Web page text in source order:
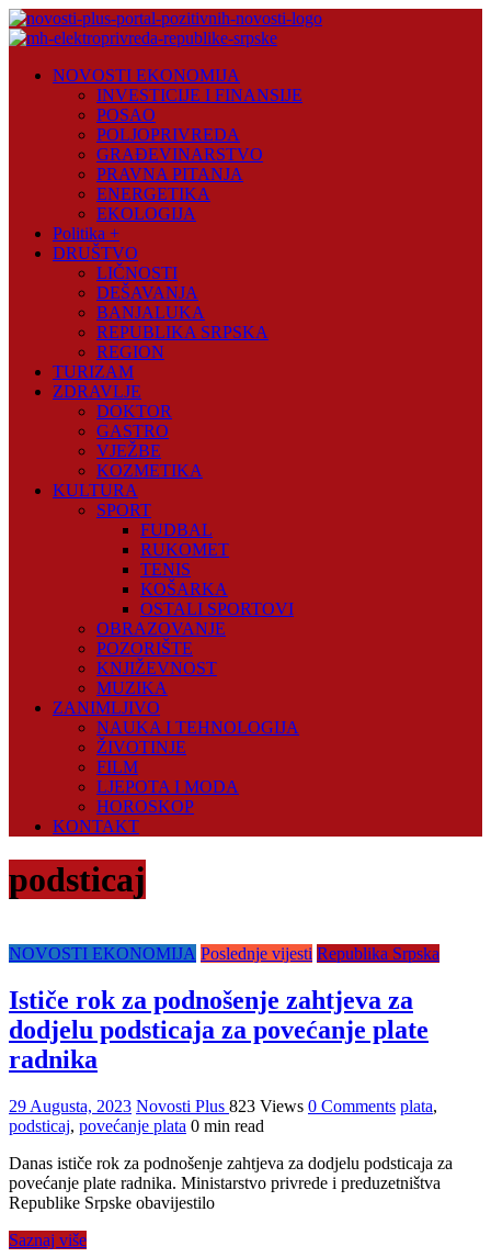
Skip
to
Plus
NOVOSTI EKONOMIJA
INVESTICIJE I FINANSIJE
POSAO
POLJOPRIVREDA
GRAĐEVINARSTVO
PRAVNA PITANJA
ENERGETIKA
EKOLOGIJA
Politika +
DRUŠTVO
LIČNOSTI
DEŠAVANJA
BANJALUKA
REPUBLIKA SRPSKA
REGION
TURIZAM
ZDRAVLJE
DOKTOR
GASTRO
VJEŽBE
KOZMETIKA
KULTURA
SPORT
FUDBAL
RUKOMET
TENIS
KOŠARKA
OSTALI SPORTOVI
OBRAZOVANJE
POZORIŠTE
KNJIŽEVNOST
MUZIKA
ZANIMLJIVO
NAUKA I TEHNOLOGIJA
ŽIVOTINJE
FILM
LJEPOTA I MODA
HOROSKOP
KONTAKT
podsticaj
NOVOSTI EKONOMIJA Poslednje vijesti Republika Srpska
Ističe rok za podnošenje zahtjeva za
dodjelu podsticaja za povećanje plate
radnika
29 Augusta, 2023 Novosti Plus 823 Views 0 Comments plata,
podsticaj, povećanje plata 0 min read
Danas ističe rok za podnošenje zahtjeva za dodjelu podsticaja za
povećanje plate radnika. Ministarstvo privrede i preduzetništva
Republike Srpske obavijestilo
Saznaj više